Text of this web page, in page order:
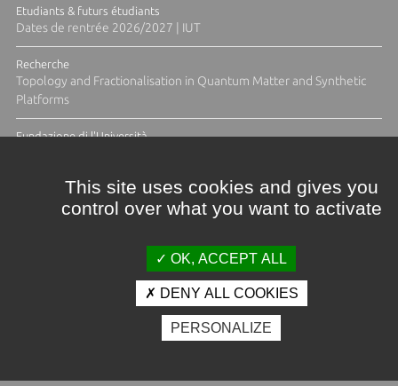
Etudiants & futurs étudiants
Dates de rentrée 2026/2027 | IUT
Recherche
Topology and Fractionalisation in Quantum Matter and Synthetic
Platforms
Fundazione di l'Università
Crédits et mentions légales
Espace presse
Photothèque
This site uses cookies and gives you
control over what you want to activate
OK, ACCEPT ALL
DENY ALL COOKIES
PERSONALIZE